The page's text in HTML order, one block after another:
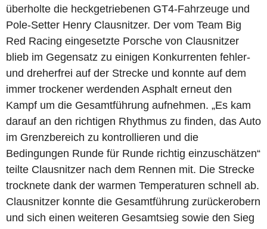
überholte die heckgetriebenen GT4-Fahrzeuge und
Pole-Setter Henry Clausnitzer. Der vom Team Big
Red Racing eingesetzte Porsche von Clausnitzer
blieb im Gegensatz zu einigen Konkurrenten fehler-
und dreherfrei auf der Strecke und konnte auf dem
immer trockener werdenden Asphalt erneut den
Kampf um die Gesamtführung aufnehmen. „Es kam
darauf an den richtigen Rhythmus zu finden, das Auto
im Grenzbereich zu kontrollieren und die
Bedingungen Runde für Runde richtig einzuschätzen“
teilte Clausnitzer nach dem Rennen mit. Die Strecke
trocknete dank der warmen Temperaturen schnell ab.
Clausnitzer konnte die Gesamtführung zurückerobern
und sich einen weiteren Gesamtsieg sowie den Sieg